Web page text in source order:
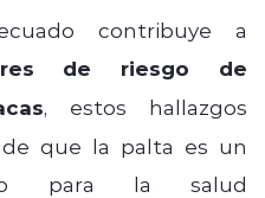
contribuye a
de riesgo de
, estos hallazgos
que la palta es un
para la salud